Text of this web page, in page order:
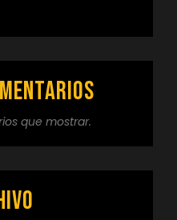
que mostrar.